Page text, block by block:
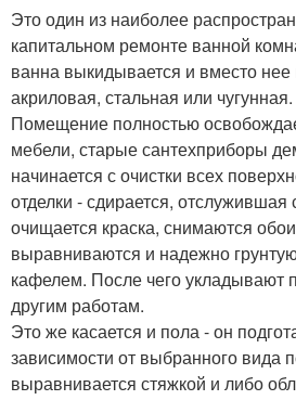
Это один из наиболее
капитальном ремонте ванной
ванна выкидывается и вместо нее
акриловая, стальная или чугунная.
Помещение полностью
мебели, старые сантехприборы
начинается с очистки всех
отделки - сдирается, отслужившая
очищается краска, снимаются
выравниваются и надежно
кафелем. После чего укладывают
другим работам.
Это же касается и пола - он
зависимости от выбранного вида
выравнивается стяжкой и либо